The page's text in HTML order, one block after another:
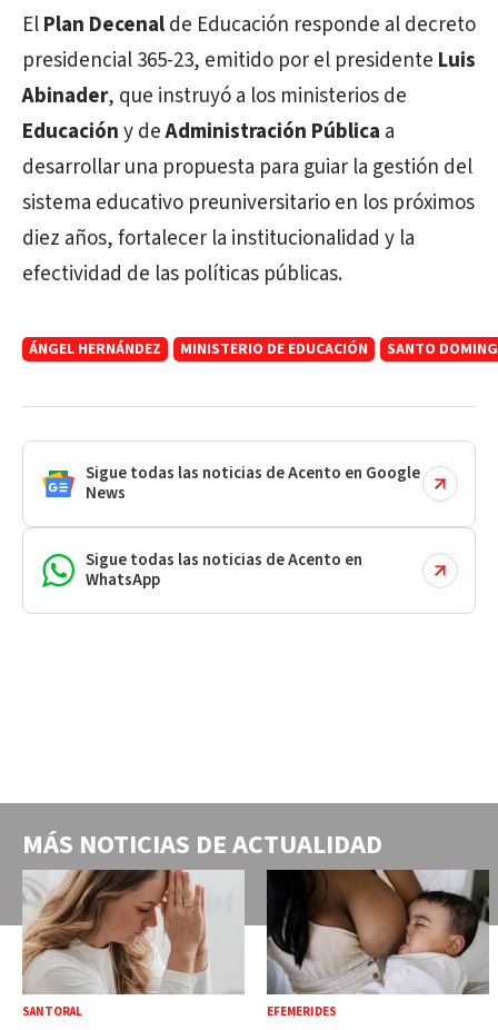
ElPlan Decenalde Educación responde al decreto
presidencial 365-23, emitido por el presidente Luis
Abinader, que instruyó a los ministerios de
Educacióny deAdministración Pública a
desarrollar una propuesta para guiar la gestión del
sistema educativo preuniversitario en los próximos
diez años, fortalecer la institucionalidad y la
efectividad de las políticas públicas.
ÁNGEL HERNÁNDEZ MINISTERIO DE EDUCACIÓN SANTO
Sigue todas las noticias de Acento en Google
News
Sigue todas las noticias de Acento en
WhatsApp
MÁS NOTICIAS DEACTUALIDAD
SANTORAL EFEMÉRIDES